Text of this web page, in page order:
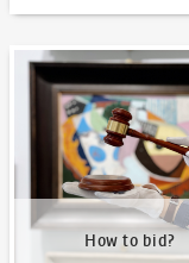
How to bid?
How to bid?